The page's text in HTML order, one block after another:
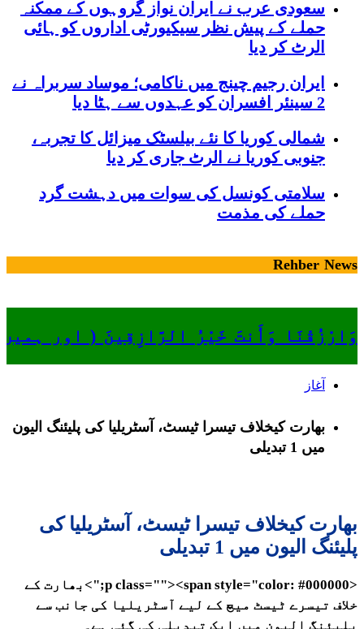
سعودی عرب نے ایران نواز گروہوں کے ممکنہ
حملے کے پیش نظر سیکیورٹی اداروں کو ہائی
الرٹ کر دیا
ایران رجیم چینج میں ناکامی؛ موساد سربراہ نے
2 سینئر افسران کو عہدوں سے ہٹا دیا
شمالی کوریا کا نئے بیلسٹک میزائل کا تجربہ،
جنوبی کوریا نے الرٹ جاری کر دیا
سلامتی کونسل کی سوات میں دہشت گرد
حملے کی مذمت
Rehber News
وَارْزُقْنَا وَأَنتَ خَيْرُ الرَّازِقِينَ ( اور
آغاز
بھارت کیخلاف تیسرا ٹیسٹ، آسٹریلیا کی پلیئنگ الیون
میں 1 تبدیلی
بھارت کیخلاف تیسرا ٹیسٹ، آسٹریلیا کی
پلیئنگ الیون میں 1 تبدیلی
<p class=""><span style="color: #000000;">بھارت کے
خلاف تیسرے ٹیسٹ میچ کے لیے آسٹریلیا کی جانب سے
پلیئنگ الیون میں ایک تبدیلی کی گئی ہے۔